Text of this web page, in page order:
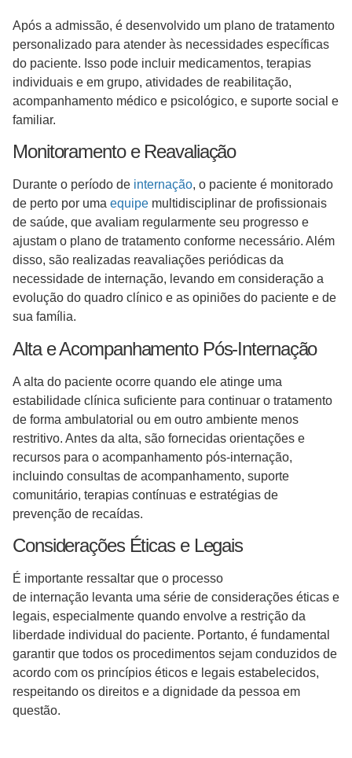
Após a admissão, é desenvolvido um plano de tratamento
personalizado para atender às necessidades específicas
do paciente. Isso pode incluir medicamentos, terapias
individuais e em grupo, atividades de reabilitação,
acompanhamento médico e psicológico, e suporte social e
familiar.
Monitoramento e Reavaliação
Durante o período de internação, o paciente é monitorado
de perto por uma equipe multidisciplinar de profissionais
de saúde, que avaliam regularmente seu progresso e
ajustam o plano de tratamento conforme necessário. Além
disso, são realizadas reavaliações periódicas da
necessidade de internação, levando em consideração a
evolução do quadro clínico e as opiniões do paciente e de
sua família.
Alta e Acompanhamento Pós-Internação
A alta do paciente ocorre quando ele atinge uma
estabilidade clínica suficiente para continuar o tratamento
de forma ambulatorial ou em outro ambiente menos
restritivo. Antes da alta, são fornecidas orientações e
recursos para o acompanhamento pós-internação,
incluindo consultas de acompanhamento, suporte
comunitário, terapias contínuas e estratégias de
prevenção de recaídas.
Considerações Éticas e Legais
É importante ressaltar que o processo
de internação levanta uma série de considerações éticas e
legais, especialmente quando envolve a restrição da
liberdade individual do paciente. Portanto, é fundamental
garantir que todos os procedimentos sejam conduzidos de
acordo com os princípios éticos e legais estabelecidos,
respeitando os direitos e a dignidade da pessoa em
questão.